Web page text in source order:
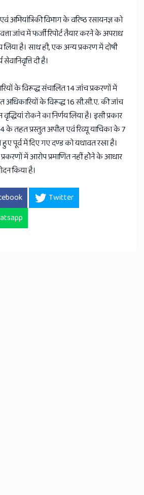
अभियांत्रिकी विभाग के वरिष्ठ रसायनज्ञ को
जांच में फर्जी रिपोर्ट तैयार करने के अपराध
लिया है। साथ ही, एक अन्य प्रकरण में दोषी
दी है।
के विरूद्ध संचालित 14 जांच प्रकरणों में
अधिकारियों के विरूद्ध 16 सी.सी.ए. की जांच
रोकने का निर्णय लिया है। इसी प्रकार
के तहत प्रस्तुत अपील एवं रिव्यू याचिका के 7
पूर्व में दिए गए दण्ड को यथावत रखा है।
में आरोप प्रमाणित नहीं होेने के आधार
किया है।
Twitter